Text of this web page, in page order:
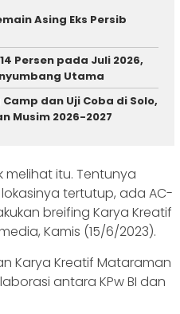
Asing Eks Persib
Persen pada Juli 2026,
Utama
dan Uji Coba di Solo,
Musim 2026-2027
melihat itu. Tentunya
tertutup, ada AC-
breifing Karya Kreatif
Kamis (15/6/2023).
Karya Kreatif Mataraman
antara KPw BI dan